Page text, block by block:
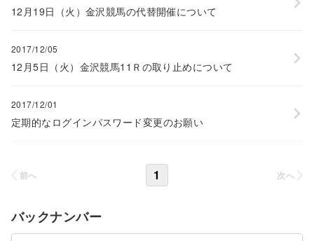
12月19日（火）金沢競馬の代替開催について
2017/12/05
12月5日（火）金沢競馬11Ｒの取り止めについて
2017/12/01
定期的なログインパスワード変更のお願い
前へ 1 次へ
バックナンバー